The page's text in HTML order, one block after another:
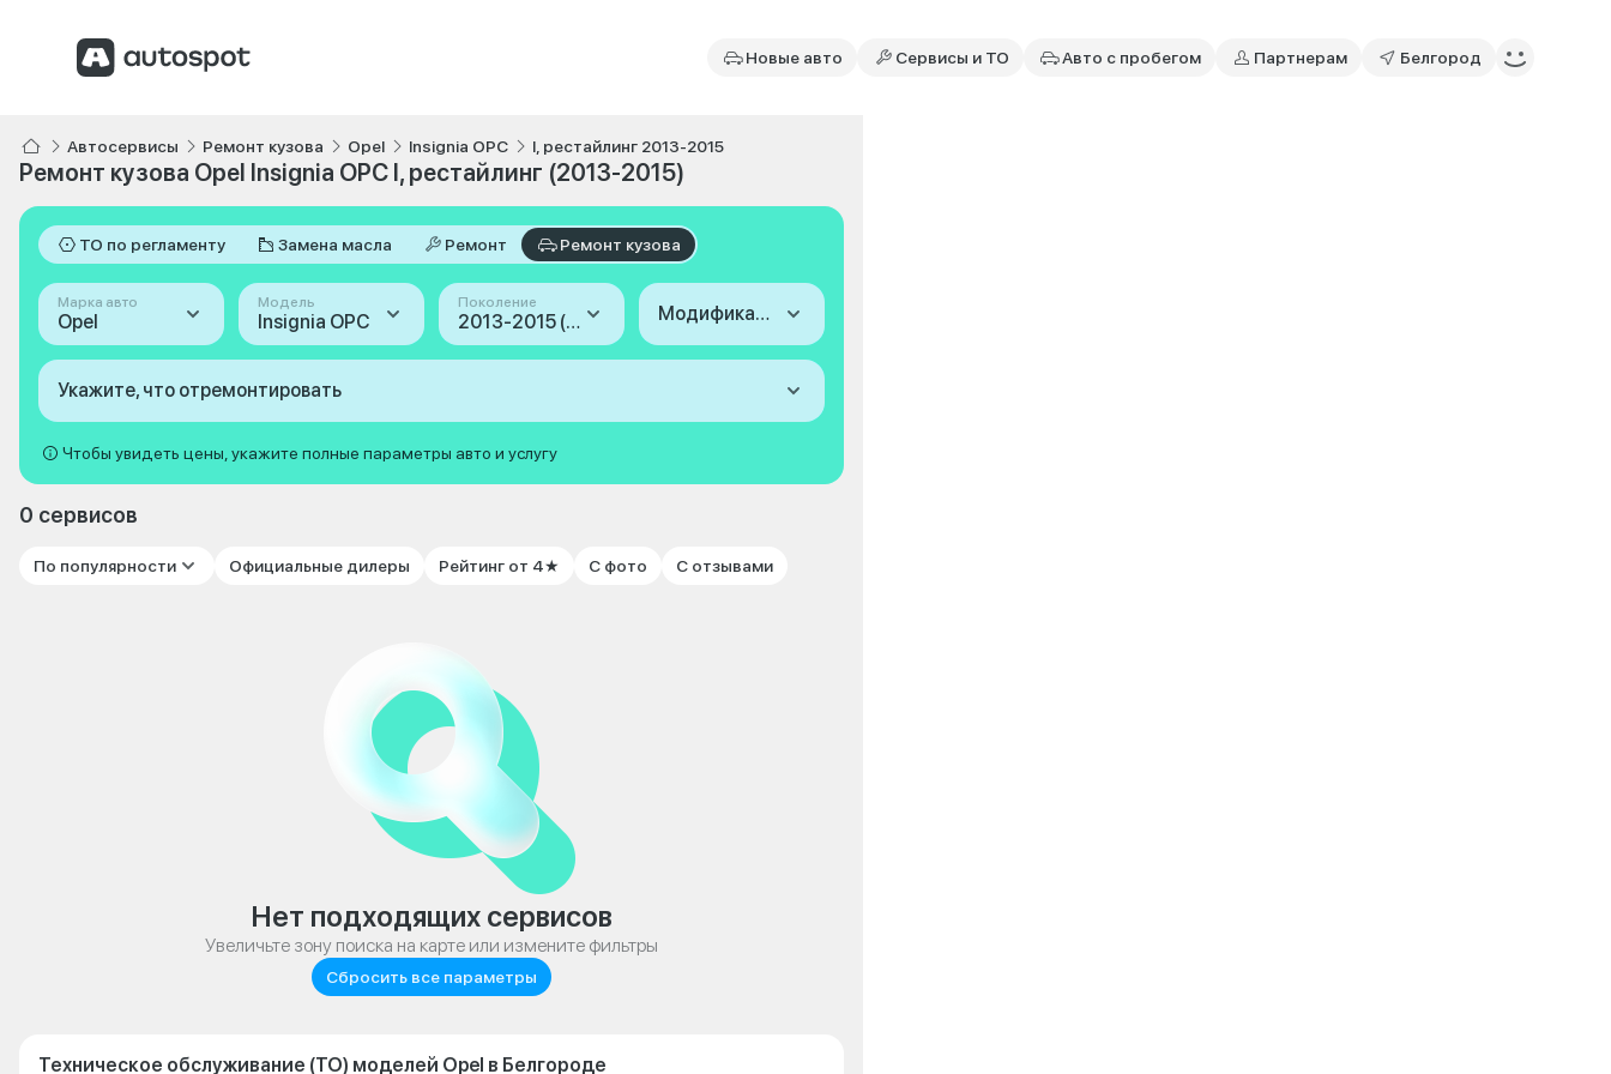
Новые авто Сервисы и ТО Авто с пробегом Партнерам Белгород
Автосервисы Ремонт кузова Opel Insignia OPC I, рестайлинг 2013-2015
Ремонт кузова Opel Insignia OPC I, рестайлинг (2013-2015)
ТО по регламенту Замена масла Ремонт Ремонт кузова
Марка авто
Opel
Модель
Insignia OPC
Поколение
2013-2015 (I, рестайлинг) Модификация
Укажите, что отремонтировать
Чтобы увидеть цены, укажите полные параметры авто и услугу
0 сервисов
По популярности Официальные дилеры Рейтинг от 4★ С фото С отзывами
Нет подходящих сервисов
Увеличьте зону поиска на карте или измените фильтры
Сбросить все параметры
Техническое обслуживание (ТО) моделей Opel в Белгороде